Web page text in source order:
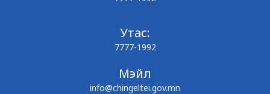
Утас:
7777-1992
Мэйл
info@chingeltei.gov.mn